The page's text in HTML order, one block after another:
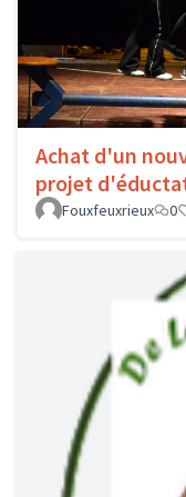
Achat d'un
projet
Fouxfeuxrieux
0